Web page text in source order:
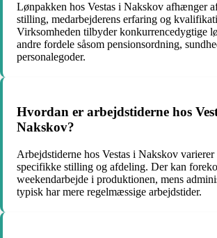
Lønpakken hos Vestas i Nakskov afhænger
stilling, medarbejderens erfaring og
Virksomheden tilbyder konkurrencedygtige
andre fordele såsom pensionsordning,
personalegoder.
Hvordan er arbejdstiderne hos
Nakskov?
Arbejdstiderne hos Vestas i Nakskov
specifikke stilling og afdeling. Der kan
weekendarbejde i produktionen, mens
typisk har mere regelmæssige arbejdstider.